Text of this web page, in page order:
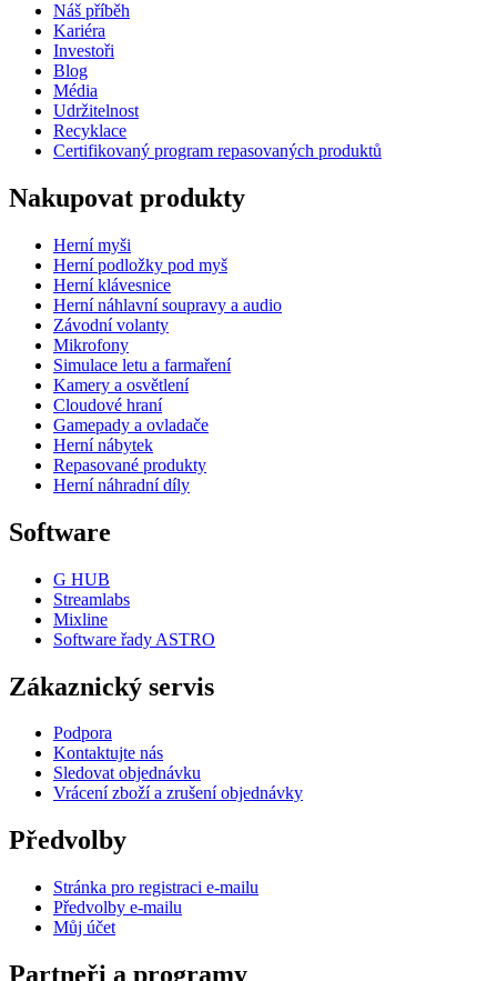
Náš příběh
Kariéra
Investoři
Blog
Média
Udržitelnost
Recyklace
Certifikovaný program repasovaných produktů
Nakupovat produkty
Herní myši
Herní podložky pod myš
Herní klávesnice
Herní náhlavní soupravy a audio
Závodní volanty
Mikrofony
Simulace letu a farmaření
Kamery a osvětlení
Cloudové hraní
Gamepady a ovladače
Herní nábytek
Repasované produkty
Herní náhradní díly
Software
G HUB
Streamlabs
Mixline
Software řady ASTRO
Zákaznický servis
Podpora
Kontaktujte nás
Sledovat objednávku
Vrácení zboží a zrušení objednávky
Předvolby
Stránka pro registraci e-mailu
Předvolby e-mailu
Můj účet
Partneři a programy